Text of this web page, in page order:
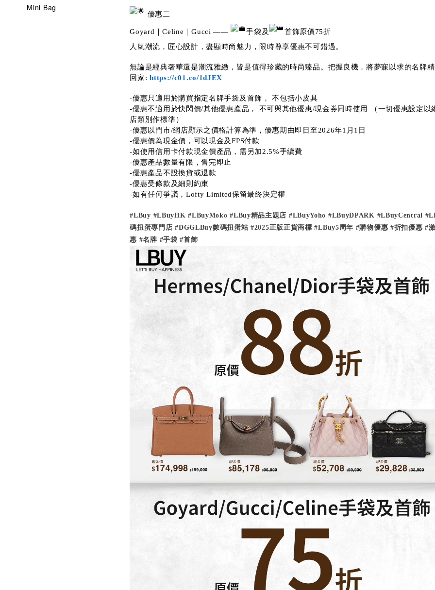
Mini Bag
優惠二
Goyard｜Celine｜Gucci —— 手袋及
首飾原價75折
人氣潮流，匠心設計，盡顯時尚魅力，限時尊享優惠不可錯過。
無論是經典奢華還是潮流雅緻，皆是值得珍藏的時尚臻品。把握良機，將夢寐以求的名牌
回家:https://c01.co/1dJEX
-優惠只適用於購買指定名牌手袋及首飾， 不包括小皮具
-優惠不適用於快閃價/其他優惠產品， 不可與其他優惠/現金券同時使用 （一切優惠設定以
店類別作標準）
-優惠以門市/網店顯示之價格計算為準，優惠期由即日至2026年1月1日
-優惠價為現金價，可以現金及FPS付款
-如使用信用卡付款現金價產品，需另加2.5%手續費
-優惠產品數量有限，售完即止
-優惠產品不設換貨或退款
-優惠受條款及細則約束
-如有任何爭議，Lofty Limited保留最終決定權
#LBuy #LBuyHK #LBuyMoko #LBuy精品主題店 #LBuyYoho #LBuyDPARK #LBuyCentral
碼扭蛋專門店 #DGGLBuy數碼扭蛋站 #2025正版正貨商標 #LBuy5周年 #購物優惠 #折扣優惠 #
惠 #名牌 #手袋 #首飾